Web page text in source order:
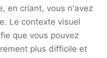
en criant, vous n'avez
Le contexte visuel
que vous pouvez
plus difficile et